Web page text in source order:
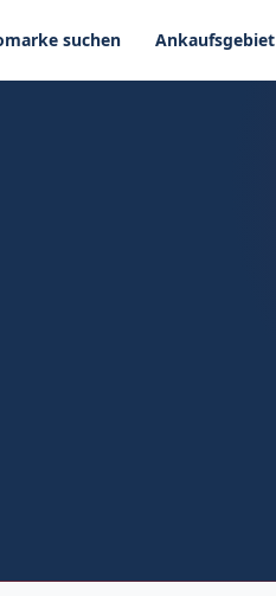
suchen Ankaufsgebiet